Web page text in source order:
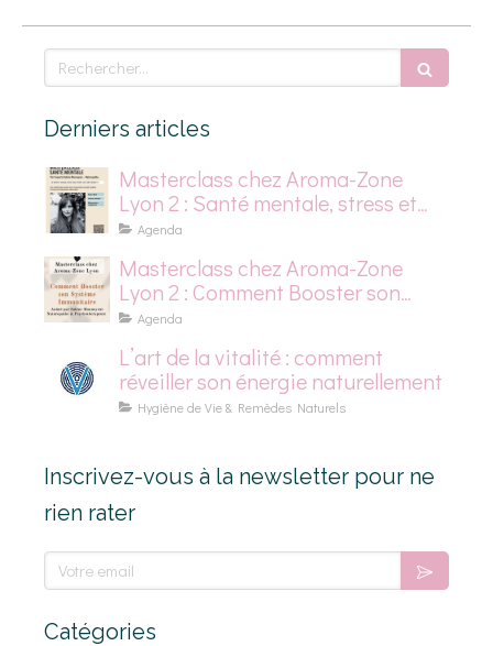
Rechercher
Derniers articles
Masterclass chez Aroma-Zone
Lyon 2 : Santé mentale, stress et
dépression saisonnière
Agenda
Masterclass chez Aroma-Zone
Lyon 2 : Comment Booster son
Système Immunitaire
Agenda
L’art de la vitalité : comment
réveiller son énergie naturellement
Hygiène de Vie & Remèdes Naturels
Inscrivez-vous à la newsletter pour ne
rien rater
Votre email
Catégories